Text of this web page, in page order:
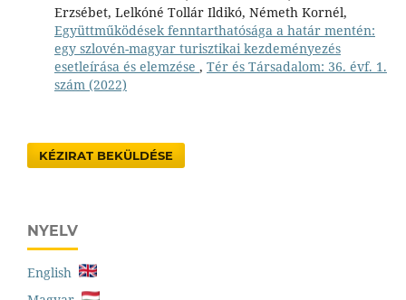
Erzsébet, Lelkóné Tollár Ildikó, Németh Kornél,
Együttműködések fenntarthatósága a határ mentén:
egy szlovén-magyar turisztikai kezdeményezés
esetleírása és elemzése , Tér és Társadalom: 36. évf. 1.
szám (2022)
KÉZIRAT BEKÜLDÉSE
NYELV
English